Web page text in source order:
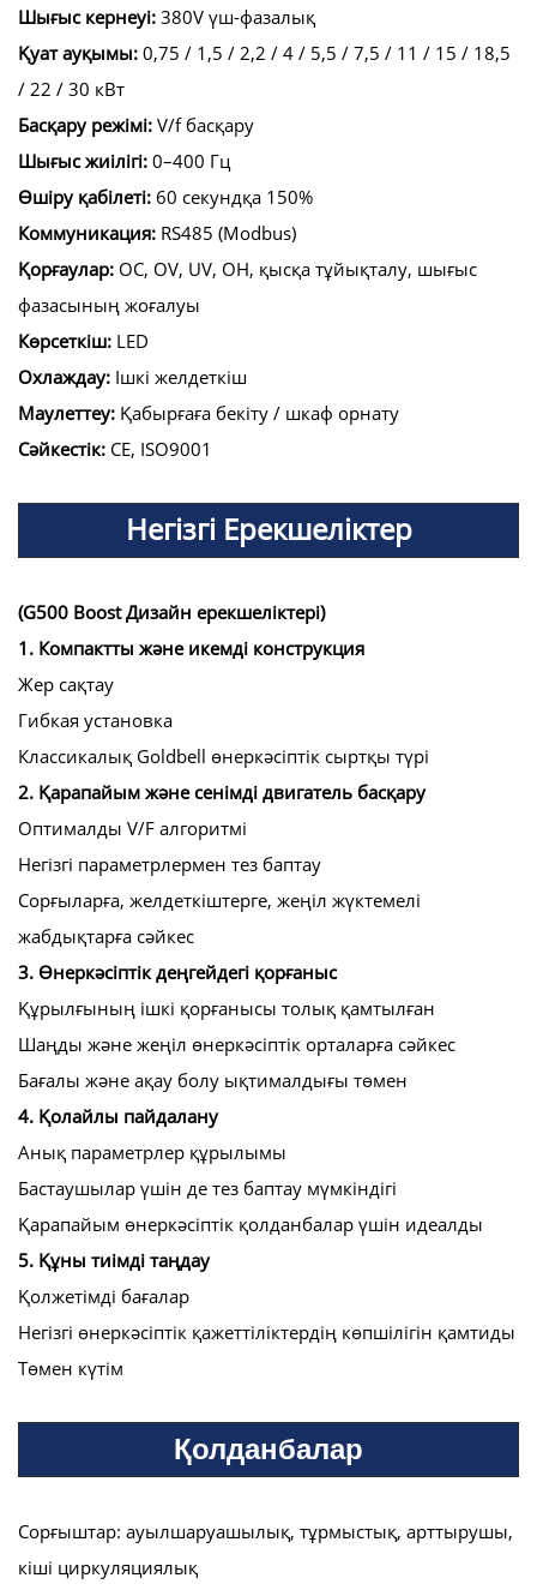
Шығыс кернеуі: 380V үш-фазалық
Қуат ауқымы: 0,75 / 1,5 / 2,2 / 4 / 5,5 / 7,5 / 11 / 15 / 18,5
/ 22 / 30 кВт
Басқару режімі: V/f басқару
Шығыс жиілігі: 0–400 Гц
Өшіру қабілеті: 60 секундқа 150%
Коммуникация: RS485 (Modbus)
Қорғаулар: OC, OV, UV, OH, қысқа тұйықталу, шығыс
фазасының жоғалуы
Көрсеткіш: LED
Охлаждау: Ішкі желдеткіш
Маулеттеу: Қабырғаға бекіту / шкаф орнату
Сәйкестік: CE, ISO9001
Негізгі Ерекшеліктер
(G500 Boost Дизайн ерекшеліктері)
1. Компактты және икемді конструкция
Жер сақтау
Гибкая установка
Классикалық Goldbell өнеркәсіптік сыртқы түрі
2. Қарапайым және сенімді двигатель басқару
Оптималды V/F алгоритмі
Негізгі параметрлермен тез баптау
Сорғыларға, желдеткіштерге, жеңіл жүктемелі
жабдықтарға сәйкес
3. Өнеркәсіптік деңгейдегі қорғаныс
Құрылғының ішкі қорғанысы толық қамтылған
Шаңды және жеңіл өнеркәсіптік орталарға сәйкес
Бағалы және ақау болу ықтималдығы төмен
4. Қолайлы пайдалану
Анық параметрлер құрылымы
Бастаушылар үшін де тез баптау мүмкіндігі
Қарапайым өнеркәсіптік қолданбалар үшін идеалды
5. Құны тиімді таңдау
Қолжетімді бағалар
Негізгі өнеркәсіптік қажеттіліктердің көпшілігін қамтиды
Төмен күтім
Қолданбалар
Сорғыштар: ауылшаруашылық, тұрмыстық, арттырушы,
кіші циркуляциялық